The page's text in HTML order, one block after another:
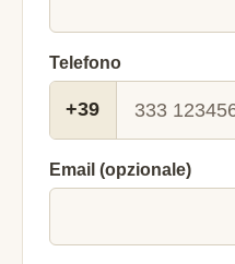
Telefono
+39
Email (opzionale)